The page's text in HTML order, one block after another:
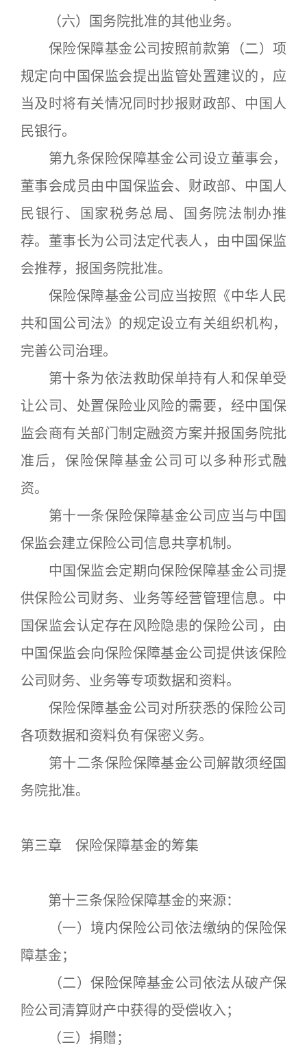
（六）国务院批准的其他业务。
保险保障基金公司按照前款第（二）项
规定向中国保监会提出监管处置建议的，应
当及时将有关情况同时抄报财政部、中国人
民银行。
第九条保险保障基金公司设立董事会，
董事会成员由中国保监会、财政部、中国人
民银行、国家税务总局、国务院法制办推
荐。董事长为公司法定代表人，由中国保监
会推荐，报国务院批准。
保险保障基金公司应当按照《中华人民
共和国公司法》的规定设立有关组织机构，
完善公司治理。
第十条为依法救助保单持有人和保单受
让公司、处置保险业风险的需要，经中国保
监会商有关部门制定融资方案并报国务院批
准后，保险保障基金公司可以多种形式融
资。
第十一条保险保障基金公司应当与中国
保监会建立保险公司信息共享机制。
中国保监会定期向保险保障基金公司提
供保险公司财务、业务等经营管理信息。中
国保监会认定存在风险隐患的保险公司，由
中国保监会向保险保障基金公司提供该保险
公司财务、业务等专项数据和资料。
保险保障基金公司对所获悉的保险公司
各项数据和资料负有保密义务。
第十二条保险保障基金公司解散须经国
务院批准。
第三章 保险保障基金的筹集
第十三条保险保障基金的来源：
（一）境内保险公司依法缴纳的保险保
障基金；
（二）保险保障基金公司依法从破产保
险公司清算财产中获得的受偿收入；
（三）捐赠；